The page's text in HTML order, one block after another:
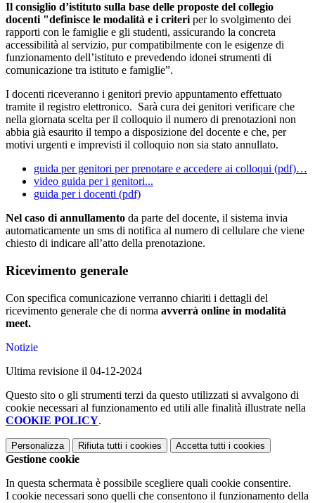
Il consiglio d’istituto sulla base delle proposte del collegio
docenti "definisce le modalità e i criteri per lo svolgimento dei
rapporti con le famiglie e gli studenti, assicurando la concreta
accessibilità al servizio, pur compatibilmente con le esigenze di
funzionamento dell’istituto e prevedendo idonei strumenti di
comunicazione tra istituto e famiglie”.
I docenti riceveranno i genitori previo appuntamento effettuato
tramite il registro elettronico. Sarà cura dei genitori verificare che
nella giornata scelta per il colloquio il numero di prenotazioni non
abbia già esaurito il tempo a disposizione del docente e che, per
motivi urgenti e imprevisti il colloquio non sia stato annullato.
guida per genitori per prenotare e accedere ai colloqui (pdf)…
video guida per i genitori...
guida per i docenti (pdf)
Nel caso di annullamento da parte del docente, il sistema invia
automaticamente un sms di notifica al numero di cellulare che viene
chiesto di indicare all’atto della prenotazione.
Ricevimento generale
Con specifica comunicazione verranno chiariti i dettagli del
ricevimento generale che di norma avverrà online in modalità
meet.
Notizie
Ultima revisione il 04-12-2024
Questo sito o gli strumenti terzi da questo utilizzati si avvalgono di
cookie necessari al funzionamento ed utili alle finalità illustrate nella
COOKIE POLICY.
Personalizza Rifiuta tutti i cookies Accetta tutti i cookies
Gestione cookie
In questa schermata è possibile scegliere quali cookie consentire.
I cookie necessari sono quelli che consentono il funzionamento della